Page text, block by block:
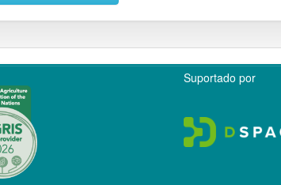
Suportado por